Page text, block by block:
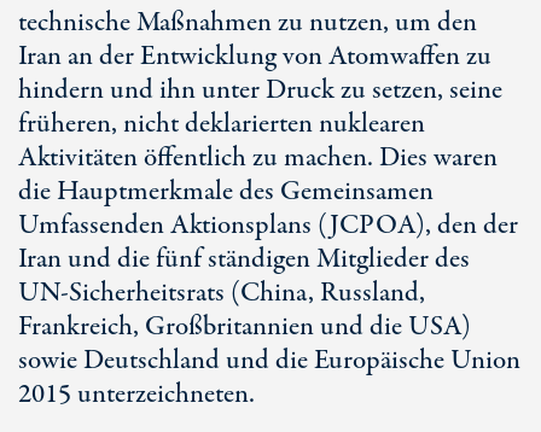
technische Maßnahmen zu nutzen, um den
Iran an der Entwicklung von Atomwaffen zu
hindern und ihn unter Druck zu setzen, seine
früheren, nicht deklarierten nuklearen
Aktivitäten öffentlich zu machen. Dies waren
die Hauptmerkmale des Gemeinsamen
Umfassenden Aktionsplans (JCPOA), den der
Iran und die fünf ständigen Mitglieder des
UN-Sicherheitsrats (China, Russland,
Frankreich, Großbritannien und die USA)
sowie Deutschland und die Europäische Union
2015 unterzeichneten.